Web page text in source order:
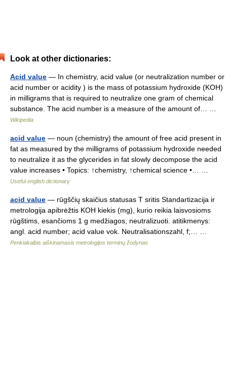
Look at other dictionaries:
Acid value — In chemistry, acid value (or neutralization number or
acid number or acidity ) is the mass of potassium hydroxide (KOH)
in milligrams that is required to neutralize one gram of chemical
substance. The acid number is a measure of the amount of… …
Wikipedia
acid value — noun (chemistry) the amount of free acid present in
fat as measured by the milligrams of potassium hydroxide needed
to neutralize it as the glycerides in fat slowly decompose the acid
value increases • Topics: ↑chemistry, ↑chemical science •… …
Useful english dictionary
acid value — rūgščių skaičius statusas T sritis Standartizacija ir
metrologija apibrėžtis KOH kiekis (mg), kurio reikia laisvosioms
rūgštims, esančioms 1 g medžiagos, neutralizuoti. atitikmenys:
angl. acid number; acid value vok. Neutralisationszahl, f;… …
Penkiakalbis aiškinamasis metrologijos terminų žodynas